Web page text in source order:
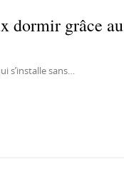
dormir grâce au
s’installe sans…